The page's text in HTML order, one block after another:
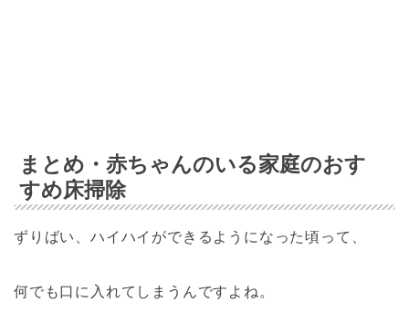
まとめ・赤ちゃんのいる家庭のおす
すめ床掃除
ずりばい、ハイハイができるようになった頃って、
何でも口に入れてしまうんですよね。